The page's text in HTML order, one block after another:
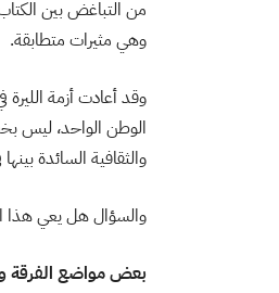
من التباغض بين
وهي مثيرات متطابقة.
وقد أعادت أزمة
الوطن الواحد، ليس
والثقافية السائدة
والسؤال هل يعي هذا
بعض مواضع الفرقة